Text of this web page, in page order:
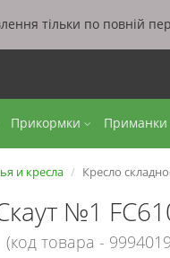
тільки по повній
Прикормки Приманки
и кресла Кресло
№1
(код товара -